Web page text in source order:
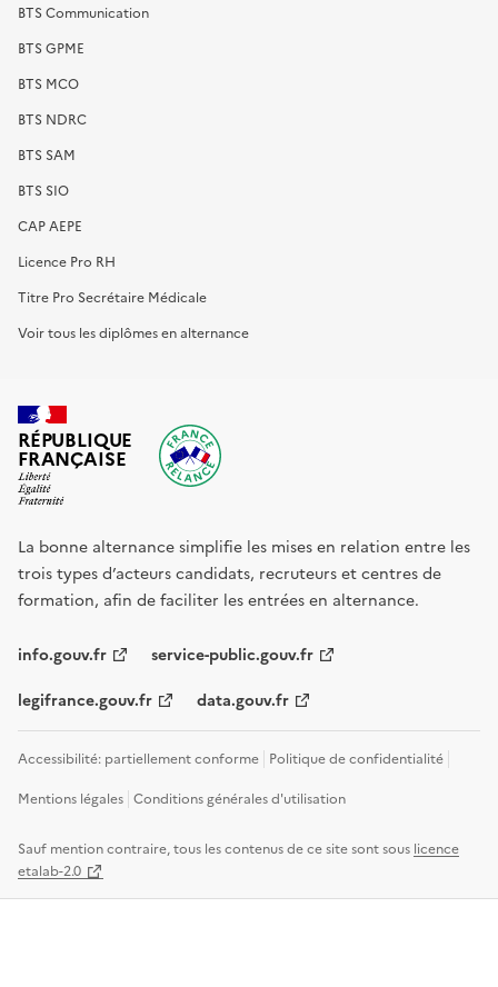
BTS Communication
BTS GPME
BTS MCO
BTS NDRC
BTS SAM
BTS SIO
CAP AEPE
Licence Pro RH
Titre Pro Secrétaire Médicale
Voir tous les diplômes en alternance
RÉPUBLIQUE
FRANÇAISE
La bonne alternance simplifie les mises en relation entre les
trois types d’acteurs candidats, recruteurs et centres de
formation, afin de faciliter les entrées en alternance.
info.gouv.fr service-public.gouv.fr
legifrance.gouv.fr data.gouv.fr
Accessibilité: partiellement conforme Politique de confidentialité
Mentions légales Conditions générales d'utilisation
Sauf mention contraire, tous les contenus de ce site sont sous licence
etalab-2.0